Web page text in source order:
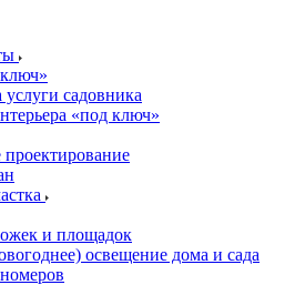
садовника
«под ключ»
и площадок
освещение дома и сада